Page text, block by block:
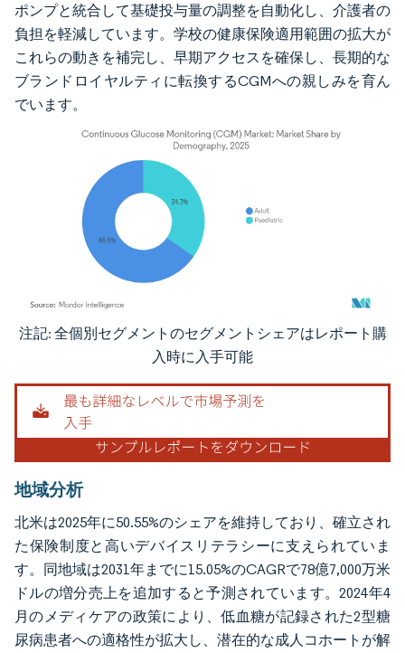
ポンプと統合して基礎投与量の調整を自動化し、介護者の
負担を軽減しています。学校の健康保険適用範囲の拡大が
これらの動きを補完し、早期アクセスを確保し、長期的な
ブランドロイヤルティに転換するCGMへの親しみを育ん
でいます。
画像 © Mordor Intelligence。再利用にはCC BY 4.0の表示が必要です。
注記: 全個別セグメントのセグメントシェアはレポート購
入時に入手可能
地域分析
北米は2025年に50.55%のシェアを維持しており、確立され
た保険制度と高いデバイスリテラシーに支えられていま
す。同地域は2031年までに15.05%のCAGRで78億7,000万米
ドルの増分売上を追加すると予測されています。2024年4
月のメディケアの政策により、低血糖が記録された2型糖
尿病患者への適格性が拡大し、潜在的な成人コホートが解